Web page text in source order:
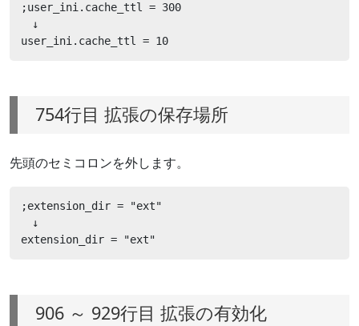
;user_ini.cache_ttl = 300
↓
user_ini.cache_ttl = 10
754行目 拡張の保存場所
先頭のセミコロンを外します。
;extension_dir = "ext"
↓
extension_dir = "ext"
906 ～ 929行目 拡張の有効化